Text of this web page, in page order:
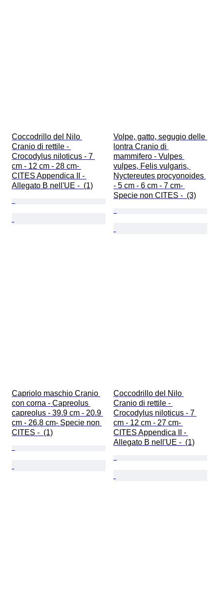
Coccodrillo del Nilo
Cranio di rettile -
Crocodylus niloticus - 7
cm - 12 cm - 28 cm-
CITES Appendica II -
Allegato B nell'UE -  (1)
Volpe, gatto, segugio delle
lontra Cranio di
mammifero - Vulpes
vulpes, Felis vulgaris,
Nyctereutes procyonoides
- 5 cm - 6 cm - 7 cm-
Specie non CITES -  (3)
Capriolo maschio Cranio
con corna - Capreolus
capreolus - 39.9 cm - 20.9
cm - 26.8 cm- Specie non
CITES -  (1)
Coccodrillo del Nilo
Cranio di rettile -
Crocodylus niloticus - 7
cm - 12 cm - 27 cm-
CITES Appendica II -
Allegato B nell'UE -  (1)